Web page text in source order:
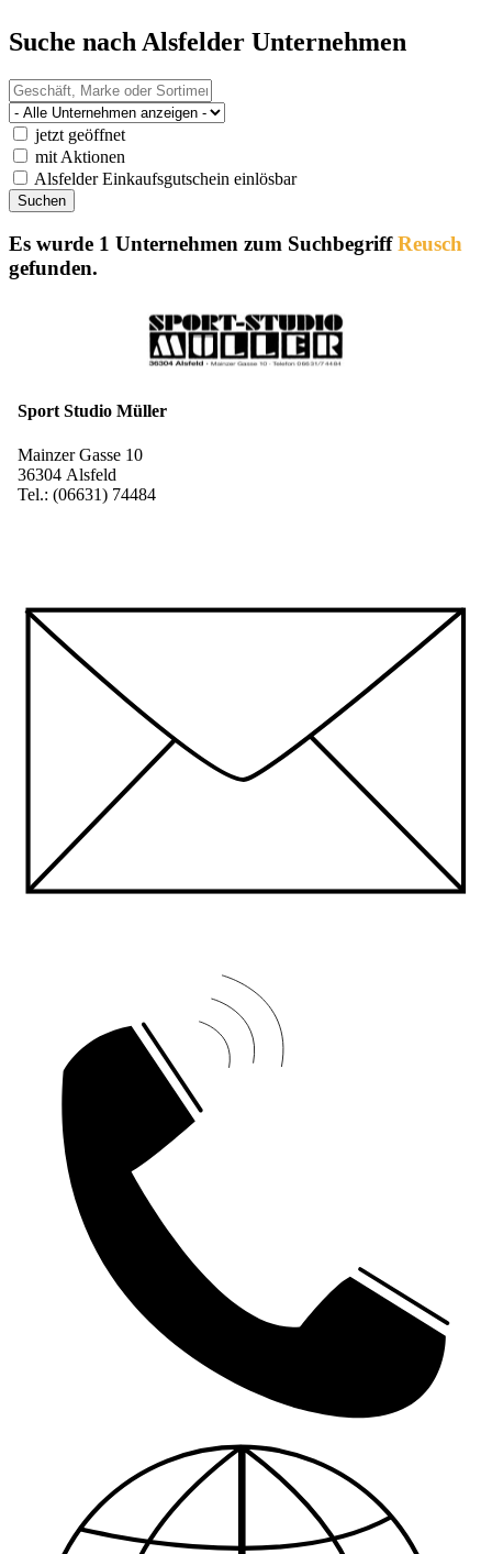
Suche nach Alsfelder Unternehmen
jetzt geöffnet
mit Aktionen
Alsfelder Einkaufsgutschein einlösbar
Es wurde 1 Unternehmen zum SuchbegriffReusch
gefunden.
Sport Studio Müller
Mainzer Gasse 10
36304 Alsfeld
Tel.: (06631) 74484